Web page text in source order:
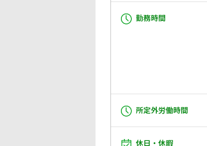
勤務時間
所定外労働時間
休日・休暇